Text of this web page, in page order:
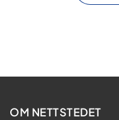
OM NETTSTEDET